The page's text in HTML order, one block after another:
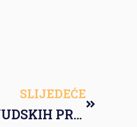
SLIJEDEĆE
INSTITUCIONALNO GUŠENJE LJUDSKIH PRAVA U REPUBLICI SRPSKOJ